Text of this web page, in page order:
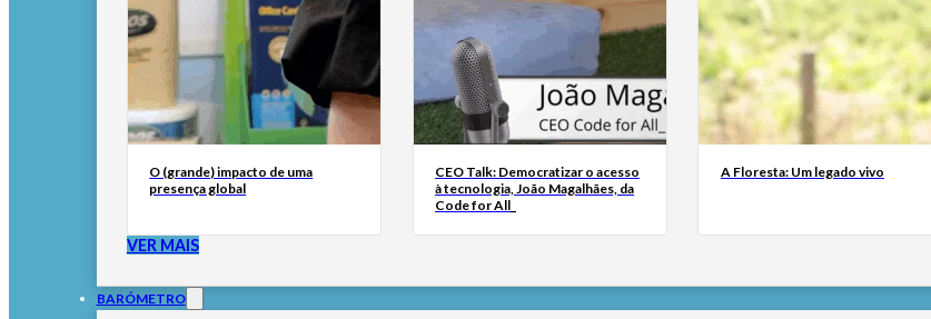
O (grande) impacto de uma
presença global
CEO Talk: Democratizar o acesso
à tecnologia, João Magalhães, da
Code for All_
A Floresta: Um legado vivo
VER MAIS
BARÓMETRO